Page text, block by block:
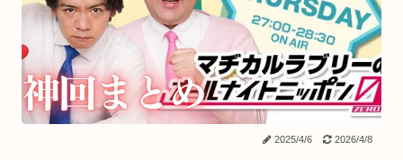
2025/4/6 2026/4/8